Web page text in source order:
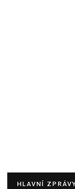
HLAVNÍ